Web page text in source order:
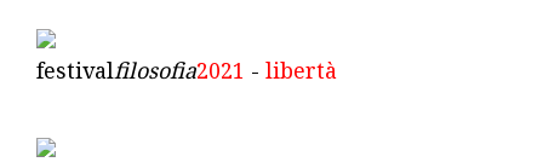
festivalfilosofia2021 - libertà